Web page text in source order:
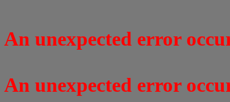
An unexpected error
An unexpected error